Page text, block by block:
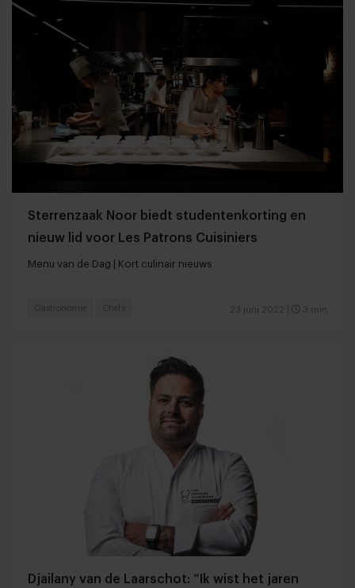
Sterrenzaak Noor biedt studentenkorting en
nieuw lid voor Les Patrons Cuisiniers
Menu van de Dag | Kort culinair nieuws
23 juni 2022 3 min
Gastronomie Chefs
Djailany van de Laarschot: “Ik wist het jaren